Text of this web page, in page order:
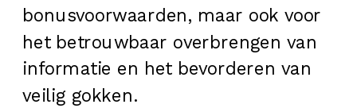
bonusvoorwaarden, maar ook voor
het betrouwbaar overbrengen van
informatie en het bevorderen van
veilig gokken.